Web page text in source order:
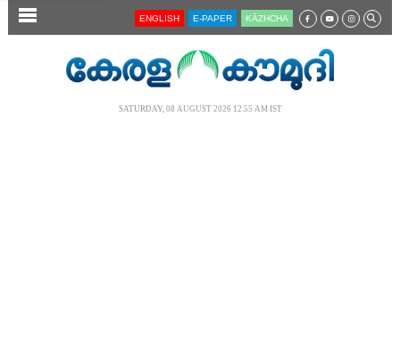
SECTIONS ENGLISH E-PAPER KĀZHCHA
SATURDAY, 08 AUGUST 2026 12.55 AM IST